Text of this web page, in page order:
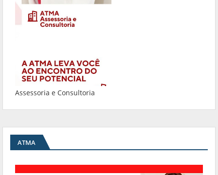
Assessoria e Consultoria
ATMA